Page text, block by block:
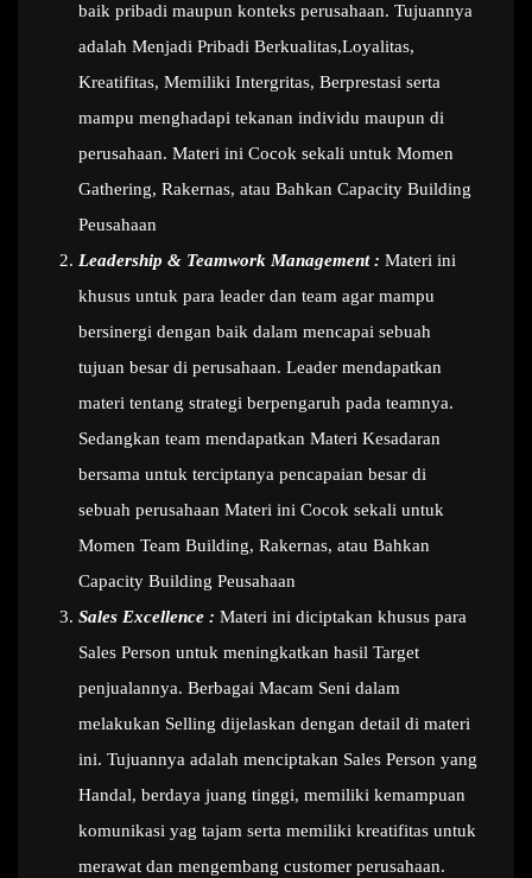
baik pribadi maupun konteks perusahaan. Tujuannya
adalah Menjadi Pribadi Berkualitas,Loyalitas,
Kreatifitas, Memiliki Intergritas, Berprestasi serta
mampu menghadapi tekanan individu maupun di
perusahaan. Materi ini Cocok sekali untuk Momen
Gathering, Rakernas, atau Bahkan Capacity Building
Peusahaan
Leadership & Teamwork Management : Materi ini
khusus untuk para leader dan team agar mampu
bersinergi dengan baik dalam mencapai sebuah
tujuan besar di perusahaan. Leader mendapatkan
materi tentang strategi berpengaruh pada teamnya.
Sedangkan team mendapatkan Materi Kesadaran
bersama untuk terciptanya pencapaian besar di
sebuah perusahaan Materi ini Cocok sekali untuk
Momen Team Building, Rakernas, atau Bahkan
Capacity Building Peusahaan
Sales Excellence : Materi ini diciptakan khusus para
Sales Person untuk meningkatkan hasil Target
penjualannya. Berbagai Macam Seni dalam
melakukan Selling dijelaskan dengan detail di materi
ini. Tujuannya adalah menciptakan Sales Person yang
Handal, berdaya juang tinggi, memiliki kemampuan
komunikasi yag tajam serta memiliki kreatifitas untuk
merawat dan mengembang customer perusahaan.